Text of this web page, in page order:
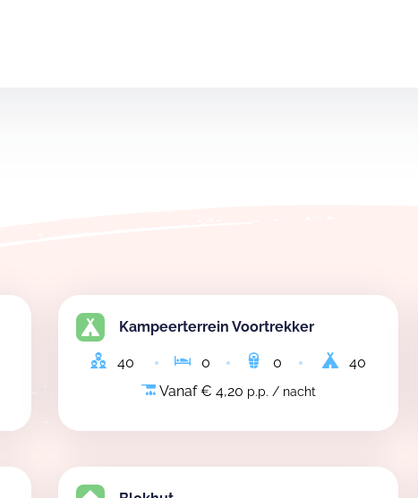
Kampeerterrein Voortrekker
40 0 0
40
Vanaf € 4,20 p.p. / nacht